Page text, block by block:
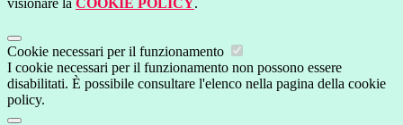
visionare la COOKIE POLICY.
Cookie necessari per il funzionamento
I cookie necessari per il funzionamento non possono essere
disabilitati. È possibile consultare l'elenco nella pagina della cookie
policy.